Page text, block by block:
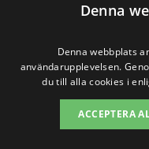
förpliktelser
Sök efter
Denna
Denna webbplats
användarupplevelsen.
du till alla cookies i
ACCEPTERA